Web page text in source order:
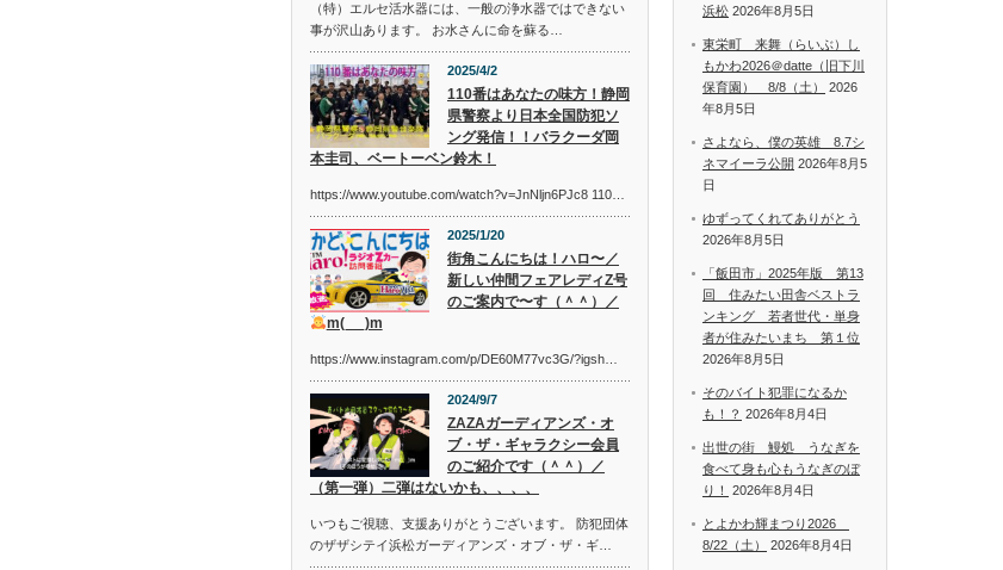
（特）エルセ活水器には、一般の浄水器ではできない
事が沢山あります。 お水さんに命を蘇る…
2025/4/2
110番はあなたの味方！静岡
県警察より日本全国防犯ソ
ング発信！！バラクーダ岡
本圭司、ベートーベン鈴木！
https://www.youtube.com/watch?v=JnNljn6PJc8 110…
2025/1/20
街角こんにちは！ハロ〜／
新しい仲間フェアレディZ号
のご案内で〜す（＾＾）／
m(_ _)m
https://www.instagram.com/p/DE60M77vc3G/?igsh…
2024/9/7
ZAZAガーディアンズ・オ
ブ・ザ・ギャラクシー会員
のご紹介です（＾＾）／
（第一弾）二弾はないかも、、、、
いつもご視聴、支援ありがとうございます。 防犯団体
のザザシテイ浜松ガーディアンズ・オブ・ザ・ギ…
浜松 2026年8月5日
東栄町 来舞（らいぶ）し
もかわ2026＠datte（旧下川
保育園） 8/8（土）
2026
年8月5日
さよなら、僕の英雄 8.7シ
ネマイーラ公開 2026年8月5
日
ゆずってくれてありがとう
2026年8月5日
「飯田市」2025年版 第13
回 住みたい田舎ベストラ
ンキング 若者世代・単身
者が住みたいまち 第１位
2026年8月5日
そのバイト犯罪になるか
も！？ 2026年8月4日
出世の街 鰻処 うなぎを
食べて身も心もうなぎのぼ
り！
2026年8月4日
とよかわ輝まつり2026
8/22（土）
2026年8月4日